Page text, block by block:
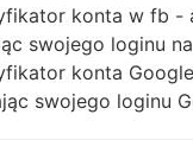
konta w fb -
swojego loginu
konta
swojego loginu